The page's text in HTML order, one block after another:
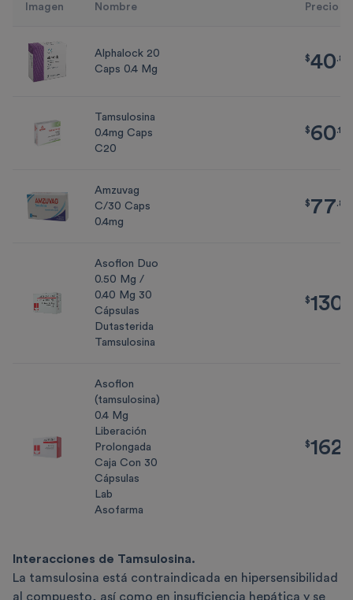
Imagen Nombre Precio
Alphalock 20
Caps 0.4 Mg
$ 40.80
$40.80
Tamsulosina
0.4mg Caps
C20
$60.10
$60.10
Amzuvag
C/30 Caps
0.4mg
$77.82
$77.82
Asoflon Duo
0.50 Mg /
0.40 Mg 30
Cápsulas
Dutasterida
Tamsulosina
$1302.70
$
Asoflon
(tamsulosina)
0.4 Mg
Liberación
Prolongada
Caja Con 30
Cápsulas
Lab
Asofarma
$1622.21
$
Interacciones de Tamsulosina.
La tamsulosina está contraindicada en hipersensibilidad
al compuesto, así como en insuficiencia hepática y se